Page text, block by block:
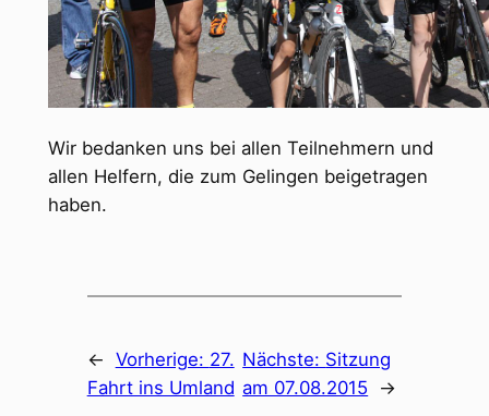
Wir bedanken uns bei allen Teilnehmern und
allen Helfern, die zum Gelingen beigetragen
haben.
← Vorherige: 27.
Fahrt ins Umland
Nächste: Sitzung
am 07.08.2015
→